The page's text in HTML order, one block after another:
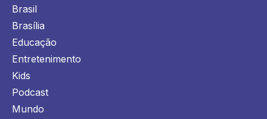
Brasil
Brasília
Educação
Entretenimento
Kids
Podcast
Mundo